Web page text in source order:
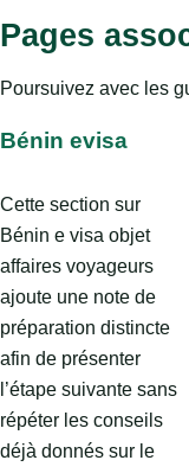
Pages
Poursuivez avec les
Bénin evisa
Cette section sur
Bénin e visa objet
affaires voyageurs
ajoute une note de
préparation distincte
afin de présenter
l’étape suivante sans
répéter les conseils
déjà donnés sur le